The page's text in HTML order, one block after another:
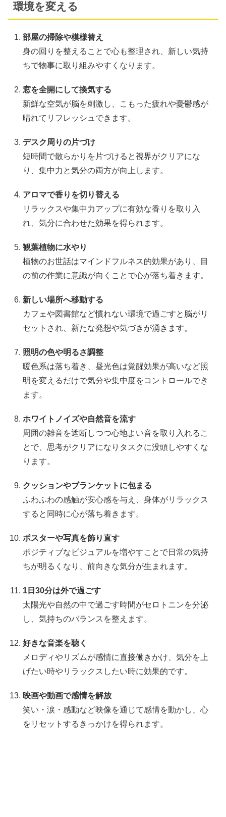
環境を変える
部屋の掃除や模様替え
身の回りを整えることで心も整理され、新しい気持
ちで物事に取り組みやすくなります。
窓を全開にして換気する
新鮮な空気が脳を刺激し、こもった疲れや憂鬱感が
晴れてリフレッシュできます。
デスク周りの片づけ
短時間で散らかりを片づけると視界がクリアにな
り、集中力と気分の両方が向上します。
アロマで香りを切り替える
リラックスや集中力アップに有効な香りを取り入
れ、気分に合わせた効果を得られます。
観葉植物に水やり
植物のお世話はマインドフルネス的効果があり、目
の前の作業に意識が向くことで心が落ち着きます。
新しい場所へ移動する
カフェや図書館など慣れない環境で過ごすと脳がリ
セットされ、新たな発想や気づきが湧きます。
照明の色や明るさ調整
暖色系は落ち着き、昼光色は覚醒効果が高いなど照
明を変えるだけで気分や集中度をコントロールでき
ます。
ホワイトノイズや自然音を流す
周囲の雑音を遮断しつつ心地よい音を取り入れるこ
とで、思考がクリアになりタスクに没頭しやすくな
ります。
クッションやブランケットに包まる
ふわふわの感触が安心感を与え、身体がリラックス
すると同時に心が落ち着きます。
ポスターや写真を飾り直す
ポジティブなビジュアルを増やすことで日常の気持
ちが明るくなり、前向きな気分が生まれます。
1日30分は外で過ごす
太陽光や自然の中で過ごす時間がセロトニンを分泌
し、気持ちのバランスを整えます。
好きな音楽を聴く
メロディやリズムが感情に直接働きかけ、気分を上
げたい時やリラックスしたい時に効果的です。
映画や動画で感情を解放
笑い・涙・感動など映像を通じて感情を動かし、心
をリセットするきっかけを得られます。